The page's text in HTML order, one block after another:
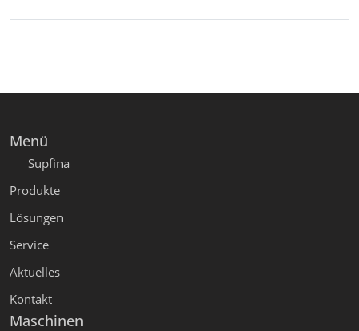
Menü
Supfina
Produkte
Lösungen
Service
Aktuelles
Kontakt
Maschinen